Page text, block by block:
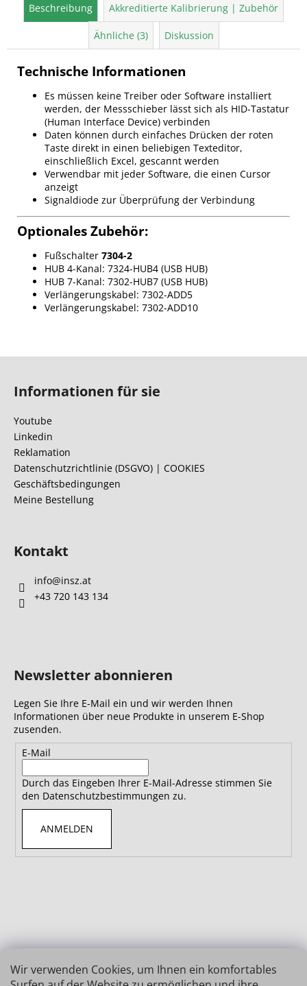
Wir verwenden Cookies, um Ihnen ein komfortables
Beschreibung Akkreditierte Kalibrierung | Zubehör
Ähnliche (3) Diskussion
Technische Informationen
Es müssen keine Treiber oder Software installiert
werden, der Messschieber lässt sich als HID-Tastatur
(Human Interface Device) verbinden
Daten können durch einfaches Drücken der roten
Taste direkt in einen beliebigen Texteditor,
einschließlich Excel, gescannt werden
Verwendbar mit jeder Software, die einen Cursor
anzeigt
Signaldiode zur Überprüfung der Verbindung
Optionales Zubehör:
Fußschalter 7304-2
HUB 4-Kanal: 7324-HUB4 (USB HUB)
HUB 7-Kanal: 7302-HUB7 (USB HUB)
Verlängerungskabel: 7302-ADD5
Verlängerungskabel: 7302-ADD10
Informationen für sie
Youtube
Linkedin
Reklamation
Datenschutzrichtlinie (DSGVO) | COOKIES
Geschäftsbedingungen
Meine Bestellung
Kontakt
info@insz.at
+43 720 143 134
Newsletter abonnieren
Legen Sie Ihre E-Mail ein und wir werden Ihnen
Informationen über neue Produkte in unserem E-Shop
zusenden.
E-Mail
Durch das Eingeben Ihrer E-Mail-Adresse stimmen Sie
den Datenschutzbestimmungen zu.
ANMELDEN